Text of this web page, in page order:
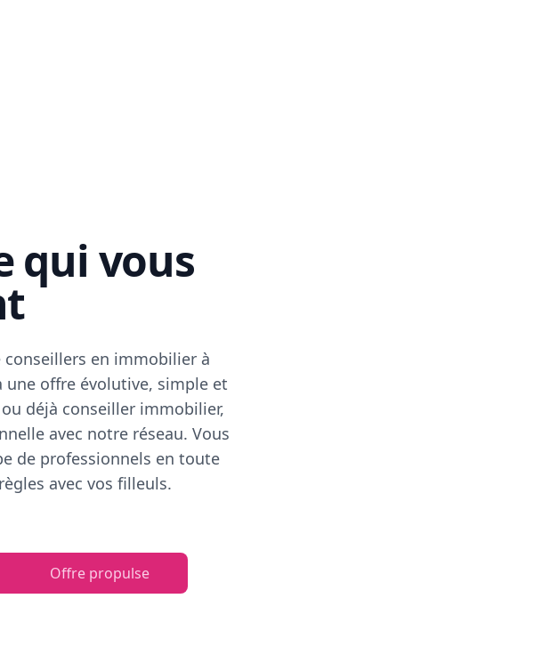
qui vous
conseillers en immobilier à
offre évolutive, simple et
déjà conseiller immobilier,
avec notre réseau. Vous
de professionnels en toute
avec vos filleuls.
Offre propulse